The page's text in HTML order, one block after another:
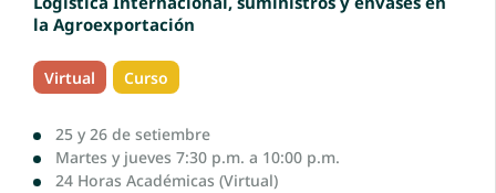
la Agroexportación
Virtual Curso
25 y 26 de setiembre
Martes y jueves 7:30 p.m. a 10:00 p.m.
24 Horas Académicas (Virtual)